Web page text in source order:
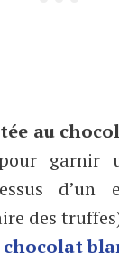
au
garnir
d’un
des
chocolat